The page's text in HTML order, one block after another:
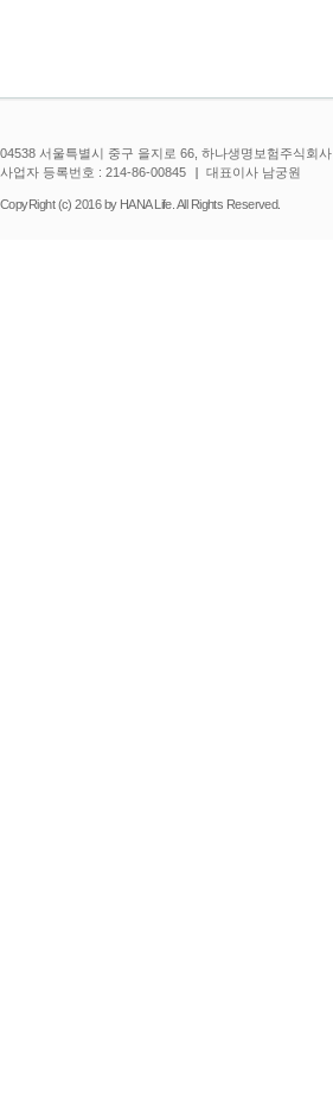
04538 서울특별시 중구 을지로 66, 하나생명보험주식회사
사업자 등록번호 : 214-86-00845
대표이사 남궁원
CopyRight (c) 2016 by HANA Life. All Rights Reserved.